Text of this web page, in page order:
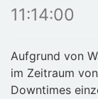
11:14:00
Aufgrund von
im Zeitraum
Downtimes